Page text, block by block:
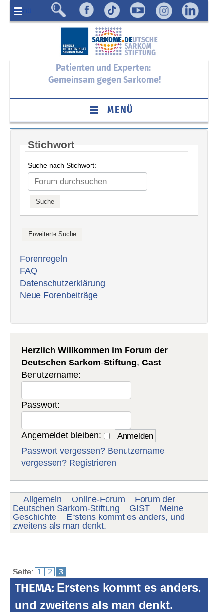
Menü
Patienten und Experten:
Gemeinsam gegen Sarkome!
MENÜ
Stichwort
Suche nach Stichwort:
Forenregeln
FAQ
Datenschutzerklärung
Neue Forenbeiträge
Herzlich Willkommen im Forum der
Deutschen Sarkom-Stiftung,Gast
Benutzername:
Passwort:
Angemeldet bleiben:
Passwort vergessen? Benutzername
vergessen? Registrieren
Allgemein Online-Forum
Forum der
Deutschen Sarkom-Stiftung
GIST
Meine
Geschichte
Erstens kommt es anders, und
zweitens als man denkt.
Seite: 1 2 3
THEMA: Erstens kommt es anders,
und zweitens als man denkt.